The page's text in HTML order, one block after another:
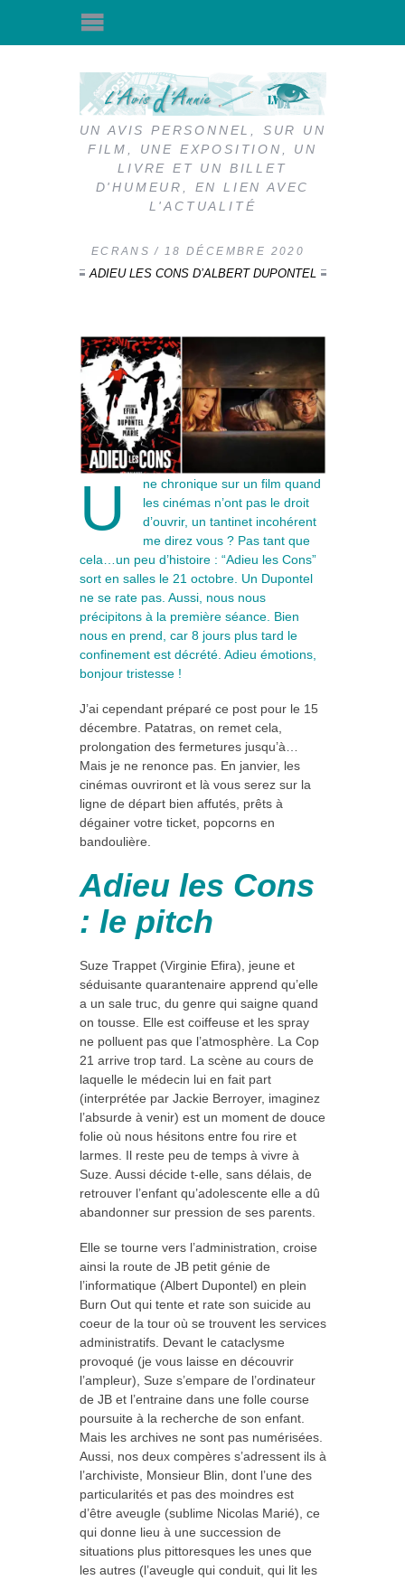
UN AVIS PERSONNEL, SUR UN
FILM, UNE EXPOSITION, UN
LIVRE ET UN BILLET
D'HUMEUR, EN LIEN AVEC
L'ACTUALITÉ
ECRANS
18 DÉCEMBRE 2020
ADIEU LES CONS D’ALBERT DUPONTEL
U
ne chronique sur un film quand
les cinémas n’ont pas le droit
d’ouvrir, un tantinet incohérent
me direz vous ? Pas tant que
cela…un peu d’histoire : “Adieu les Cons”
sort en salles le 21 octobre. Un Dupontel
ne se rate pas. Aussi, nous nous
précipitons à la première séance. Bien
nous en prend, car 8 jours plus tard le
confinement est décrété. Adieu émotions,
bonjour tristesse !
J’ai cependant préparé ce post pour le 15
décembre. Patatras, on remet cela,
prolongation des fermetures jusqu’à…
Mais je ne renonce pas. En janvier, les
cinémas ouvriront et là vous serez sur la
ligne de départ bien affutés, prêts à
dégainer votre ticket, popcorns en
bandoulière.
Adieu les Cons
: le pitch
Suze Trappet (Virginie Efira), jeune et
séduisante quarantenaire apprend qu’elle
a un sale truc, du genre qui saigne quand
on tousse. Elle est coiffeuse et les spray
ne polluent pas que l’atmosphère. La Cop
21 arrive trop tard. La scène au cours de
laquelle le médecin lui en fait part
(interprétée par Jackie Berroyer, imaginez
l’absurde à venir) est un moment de douce
folie où nous hésitons entre fou rire et
larmes. Il reste peu de temps à vivre à
Suze. Aussi décide t-elle, sans délais, de
retrouver l’enfant qu’adolescente elle a dû
abandonner sur pression de ses parents.
Elle se tourne vers l’administration, croise
ainsi la route de JB petit génie de
l’informatique (Albert Dupontel) en plein
Burn Out qui tente et rate son suicide au
coeur de la tour où se trouvent les services
administratifs. Devant le cataclysme
provoqué (je vous laisse en découvrir
l’ampleur), Suze s’empare de l’ordinateur
de JB et l’entraine dans une folle course
poursuite à la recherche de son enfant.
Mais les archives ne sont pas numérisées.
Aussi, nos deux compères s’adressent ils à
l’archiviste, Monsieur Blin, dont l’une des
particularités et pas des moindres est
d’être aveugle (sublime Nicolas Marié), ce
qui donne lieu à une succession de
situations plus pittoresques les unes que
les autres (l’aveugle qui conduit, qui lit les